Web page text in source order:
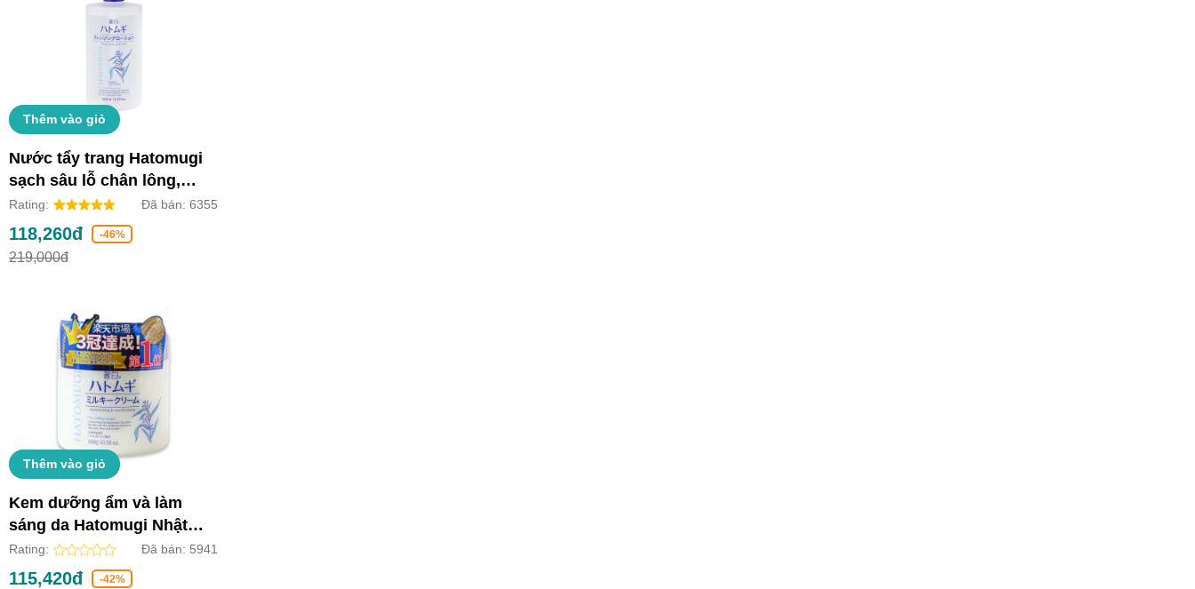
Thêm vào giỏ
Nước tẩy trang Hatomugi
sạch sâu lỗ chân lông,
dưỡng ẩm và làm sáng da
(Chai 500ml)
Rating: Đã bán: 6355
118,260đ -46%
219,000đ
Thêm vào giỏ
Kem dưỡng ẩm và làm
sáng da Hatomugi Nhật
Bản (Lọ 300g)
Rating: Đã bán: 5941
115,420đ -42%